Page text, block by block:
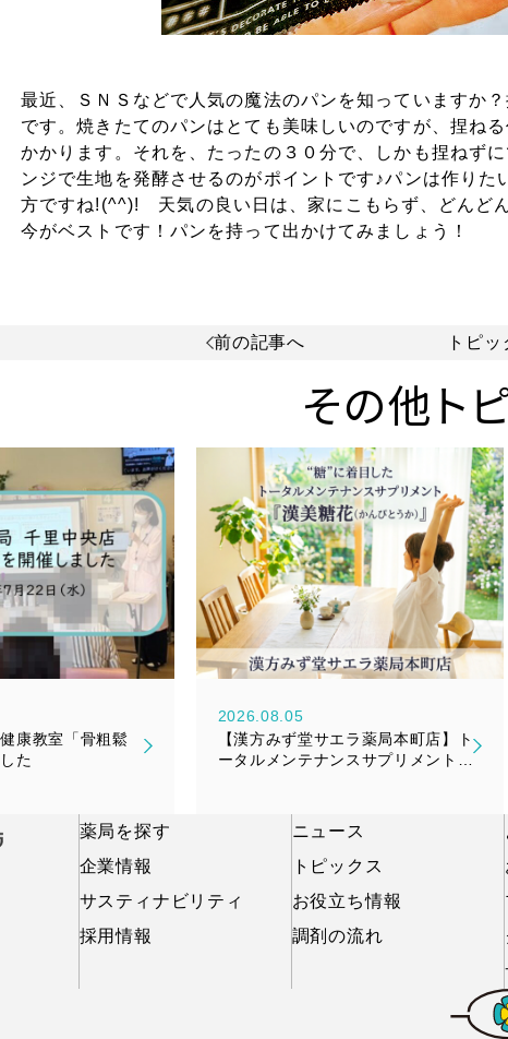
最近、ＳＮＳなどで人気の魔法のパンを知っていますか
です。焼きたてのパンはとても美味しいのですが、捏ね
かかります。それを、たったの３０分で、しかも捏ねず
ンジで生地を発酵させるのがポイントです♪パンは作り
方ですね!(^^)! 天気の良い日は、家にこもらず、どんど
今がベストです！パンを持って出かけてみましょう！
前の記事へ トピ
その他ト
康教室「骨粗鬆
た
2026.08.05
【漢方みず堂サエラ薬局本町店】ト
ータルメンテナンスサプリメント
薬局を探す
企業情報
サスティナビリティ
採用情報
ニュース
トピックス
お役立ち情報
調剤の流れ